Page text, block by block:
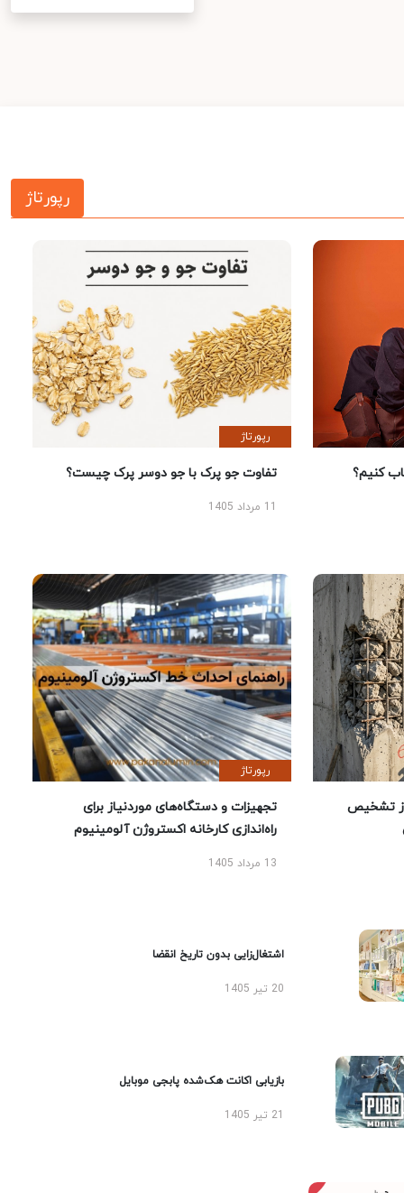
رپورتاژ
کنیم؟
رپورتاژ
تفاوت جو پرک با جو دوسر پرک چیست؟
تشخیص
رپورتاژ
تجهیزات و دستگاه‌های موردنیاز برای
راه‌اندازی کارخانه اکستروژن آلومینیوم
13 مرداد 1405
اشتغال‌زایی بدون تاریخ انقضا
20 تیر 1405
بازیابی اکانت هک‌شده پابجی موبایل